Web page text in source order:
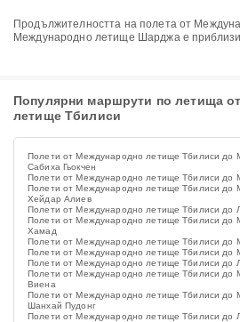
Продължителността на полета от Международно летище Тбилиси до
Международно летище Шарджа е
Популярни маршрути по летища
летище Тбилиси
Полети от Международно летище Тбилиси до
Сабиха Гьокчен
Полети от Международно летище Тбилиси до
Полети от Международно летище Тбилиси до
Хейдар Алиев
Полети от Международно летище Тбилиси до
Полети от Международно летище Тбилиси до
Хамад
Полети от Международно летище Тбилиси до
Полети от Международно летище Тбилиси до
Полети от Международно летище Тбилиси до
Полети от Международно летище Тбилиси до
Виена
Полети от Международно летище Тбилиси до
Шанхай Пудонг
Полети от Международно летище Тбилиси до